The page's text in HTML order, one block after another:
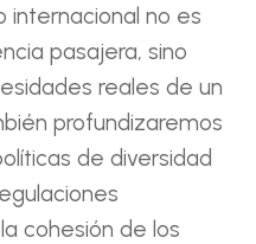
internacional no es
pasajera, sino
reales de un
profundizaremos
de diversidad
cohesión de los